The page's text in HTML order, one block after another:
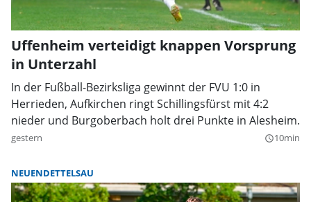
Uffenheim verteidigt knappen Vorsprung
in Unterzahl
In der Fußball-Bezirksliga gewinnt der FVU 1:0 in
Herrieden, Aufkirchen ringt Schillingsfürst mit 4:2
nieder und Burgoberbach holt drei Punkte in Alesheim.
gestern query_builder10min
NEUENDETTELSAU